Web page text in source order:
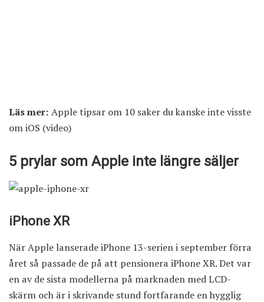
Läs mer: Apple tipsar om 10 saker du kanske inte visste
om iOS (video)
5 prylar som Apple inte längre säljer
iPhone XR
När Apple lanserade iPhone 13-serien i september förra
året så passade de på att pensionera iPhone XR. Det var
en av de sista modellerna på marknaden med LCD-
skärm och är i skrivande stund fortfarande en hygglig